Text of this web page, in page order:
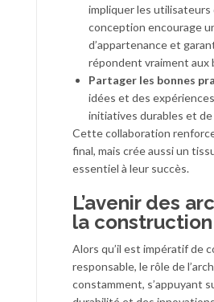
impliquer les utilisateurs
conception encourage
d’appartenance et
répondent vraiment aux
Partager les bonnes
idées et des
initiatives durables et
Cette collaboration
final, mais crée aussi un
essentiel à leur succès.
L’avenir des
la
Alors qu’il est impératif de
responsable, le rôle de
constamment, s’appuyant